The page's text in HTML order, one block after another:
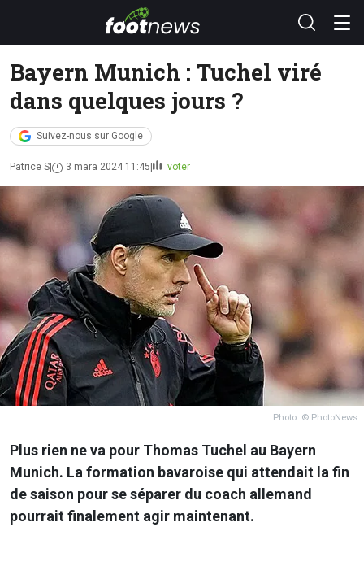
Bayern Munich : Tuchel viré
dans quelques jours ?
Suivez-nous sur Google
Patrice S 3 mara 2024 11:45 voter
Photo: © PhotoNews
Plus rien ne va pour Thomas Tuchel au Bayern
Munich. La formation bavaroise qui attendait la fin
de saison pour se séparer du coach allemand
pourrait finalement agir maintenant.